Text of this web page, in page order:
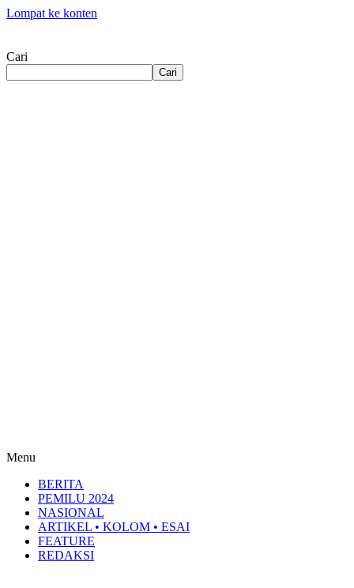
Lompat ke konten
Cari
Cari
Menu
BERITA
PEMILU 2024
NASIONAL
ARTIKEL • KOLOM • ESAI
FEATURE
REDAKSI